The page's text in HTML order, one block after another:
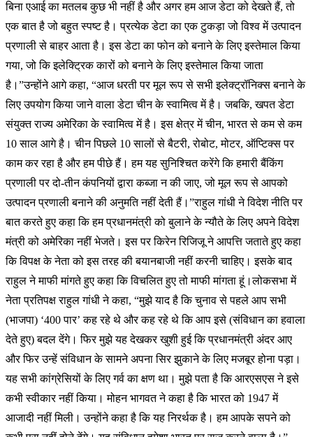
बिना एआई का मतलब कुछ भी नहीं है और अगर हम आज डेटा को देखते हैं, तो
एक बात है जो बहुत स्पष्ट है। प्रत्येक डेटा का एक टुकड़ा जो विश्व में उत्पादन
प्रणाली से बाहर आता है। इस डेटा का फोन को बनाने के लिए इस्तेमाल किया
गया, जो कि इलेक्ट्रिक कारों को बनाने के लिए इस्तेमाल किया जाता
है।”उन्होंने आगे कहा, “आज धरती पर मूल रूप से सभी इलेक्ट्रॉनिक्स बनाने के
लिए उपयोग किया जाने वाला डेटा चीन के स्वामित्व में है। जबकि, खपत डेटा
संयुक्त राज्य अमेरिका के स्वामित्व में है। इस क्षेत्र में चीन, भारत से कम से कम
10 साल आगे है। चीन पिछले 10 सालों से बैटरी, रोबोट, मोटर, ऑप्टिक्स पर
काम कर रहा है और हम पीछे हैं। हम यह सुनिश्चित करेंगे कि हमारी बैंकिंग
प्रणाली पर दो-तीन कंपनियों द्वारा कब्जा न की जाए, जो मूल रूप से आपको
उत्पादन प्रणाली बनाने की अनुमति नहीं देती हैं।”राहुल गांधी ने विदेश नीति पर
बात करते हुए कहा कि हम प्रधानमंत्री को बुलाने के न्यौते के लिए अपने विदेश
मंत्री को अमेरिका नहीं भेजते। इस पर किरेन रिजिजू ने आपत्ति जताते हुए कहा
कि विपक्ष के नेता को इस तरह की बयानबाजी नहीं करनी चाहिए। इसके बाद
राहुल ने माफी मांगते हुए कहा कि विचलित हुए तो माफी मांगता हूं।लोकसभा में
नेता प्रतिपक्ष राहुल गांधी ने कहा, “मुझे याद है कि चुनाव से पहले आप सभी
(भाजपा) ‘400 पार’ कह रहे थे और कह रहे थे कि आप इसे (संविधान का हवाला
देते हुए) बदल देंगे। फिर मुझे यह देखकर खुशी हुई कि प्रधानमंत्री अंदर आए
और फिर उन्हें संविधान के सामने अपना सिर झुकाने के लिए मजबूर होना पड़ा।
यह सभी कांग्रेसियों के लिए गर्व का क्षण था। मुझे पता है कि आरएसएस ने इसे
कभी स्वीकार नहीं किया। मोहन भागवत ने कहा है कि भारत को 1947 में
आजादी नहीं मिली। उन्होंने कहा है कि यह निरर्थक है। हम आपके सपने को